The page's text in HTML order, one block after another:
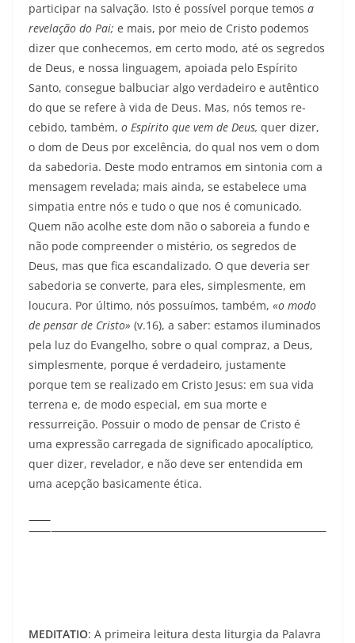
participar na salvação. Isto é possível porque temos a
revelação do Pai; e mais, por meio de Cristo podemos
dizer que conhecemos, em certo modo, até os segredos
de Deus, e nossa linguagem, apoiada pelo Espírito
Santo, consegue balbuciar algo verdadeiro e autêntico
do que se refere à vida de Deus. Mas, nós temos re­
cebido, também, o Espírito que vem de Deus, quer dizer,
o dom de Deus por excelência, do qual nos vem o dom
da sabedoria. Deste modo entramos em sintonia com a
mensagem revelada; mais ainda, se estabelece uma
simpatia entre nós e tudo o que nos é comunicado.
Quem não acolhe este dom não o saboreia a fundo e
não pode compreender o mistério, os segredos de
Deus, mas que fica escandalizado. O que deveria ser
sabedoria se converte, para eles, simplesmente, em
loucura. Por último, nós possuímos, também, «o modo
de pensar de Cristo» (v.16), a saber: estamos iluminados
pela luz do Evangelho, sobre o qual compraz, a Deus,
simplesmente, porque é verdadeiro, justamente
porque tem se realizado em Cristo Jesus: em sua vida
terrena e, de modo especial, em sua morte e
ressurreição. Possuir o modo de pensar de Cristo é
uma expressão carregada de significado apocalíptico,
quer dizer, revelador, e não deve ser entendida em
uma acepção basicamente ética.
MEDITATIO: A primeira leitura desta liturgia da Palavra